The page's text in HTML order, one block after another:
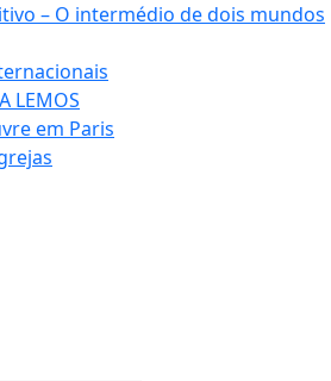
– O intermédio de dois mundos
LEMOS
em Paris